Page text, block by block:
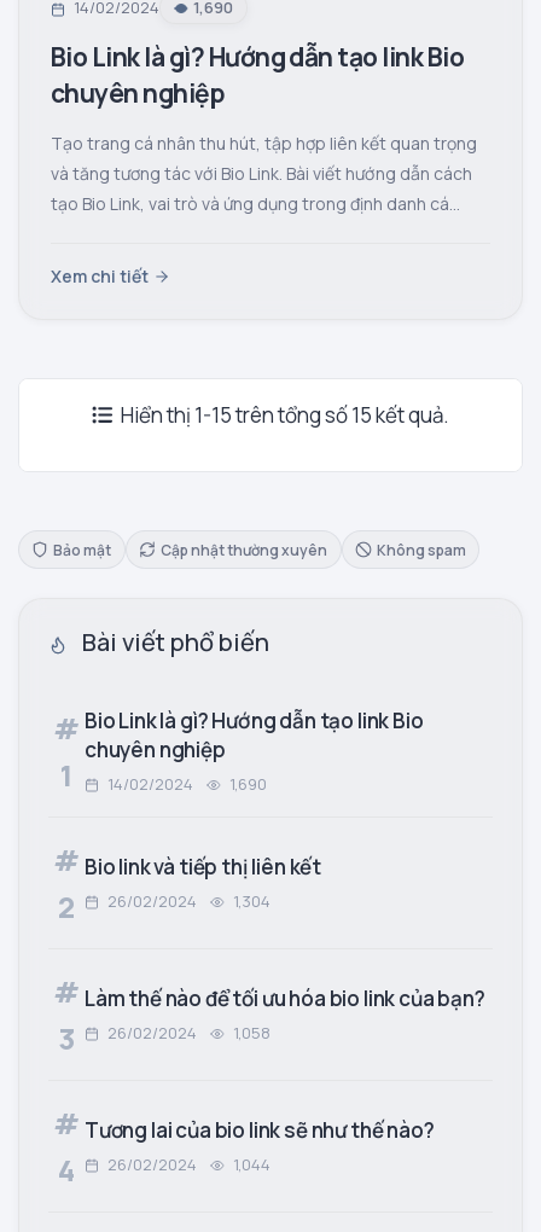
14/02/2024 1,690
Bio Link là gì? Hướng dẫn tạo link Bio
chuyên nghiệp
Tạo trang cá nhân thu hút, tập hợp liên kết quan trọng
và tăng tương tác với Bio Link. Bài viết hướng dẫn cách
tạo Bio Link, vai trò và ứng dụng trong định danh cá
TikTok, Shopee, Lazada.
Xem chi tiết
Hiển thị 1-15 trên tổng số 15 kết quả.
Bảo mật Cập nhật thường xuyên Không spam
Bài viết phổ biến
#
1
Bio Link là gì? Hướng dẫn tạo link Bio
chuyên nghiệp
14/02/2024 1,690
#
2
Bio link và tiếp thị liên kết
26/02/2024 1,304
#
3
Làm thế nào để tối ưu hóa bio link của bạn?
26/02/2024 1,058
#
4
Tương lai của bio link sẽ như thế nào?
26/02/2024 1,044